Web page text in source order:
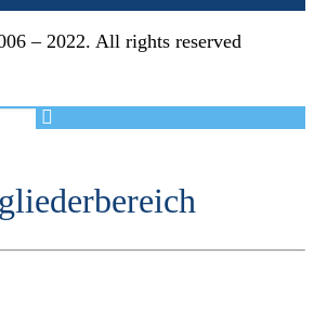
– 2022. All rights reserved